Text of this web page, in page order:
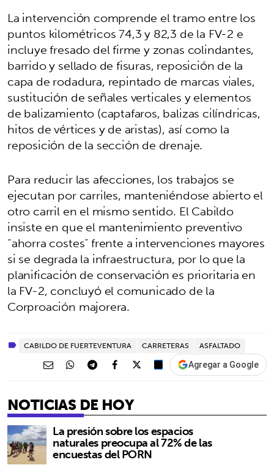
La intervención comprende el tramo entre los
puntos kilométricos 74,3 y 82,3 de la FV-2 e
incluye fresado del firme y zonas colindantes,
barrido y sellado de fisuras, reposición de la
capa de rodadura, repintado de marcas viales,
sustitución de señales verticales y elementos
de balizamiento (captafaros, balizas cilíndricas,
hitos de vértices y de aristas), así como la
reposición de la sección de drenaje.
Para reducir las afecciones, los trabajos se
ejecutan por carriles, manteniéndose abierto el
otro carril en el mismo sentido. El Cabildo
insiste en que el mantenimiento preventivo
“ahorra costes” frente a intervenciones mayores
si se degrada la infraestructura, por lo que la
planificación de conservación es prioritaria en
la FV-2, concluyó el comunicado de la
Corproación majorera.
CABILDO DE FUERTEVENTURA CARRETERAS ASFALTADO
Agregar a Google
NOTICIAS DE HOY
La presión sobre los espacios
naturales preocupa al 72% de las
encuestas del PORN